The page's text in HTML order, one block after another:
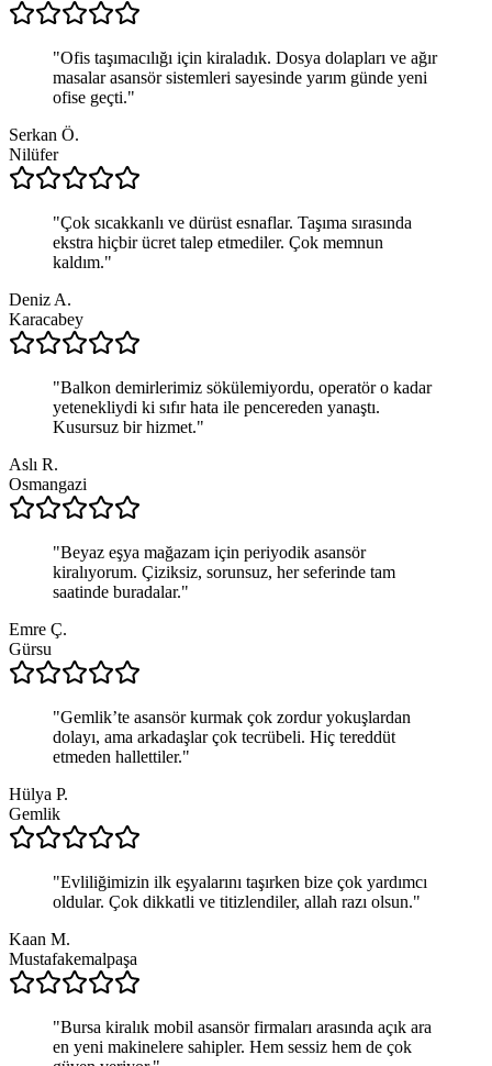
"Ofis taşımacılığı için kiraladık. Dosya dolapları ve ağır
masalar asansör sistemleri sayesinde yarım günde yeni
ofise geçti."
Serkan Ö.
Nilüfer
"Çok sıcakkanlı ve dürüst esnaflar. Taşıma sırasında
ekstra hiçbir ücret talep etmediler. Çok memnun
kaldım."
Deniz A.
Karacabey
"Balkon demirlerimiz sökülemiyordu, operatör o kadar
yetenekliydi ki sıfır hata ile pencereden yanaştı.
Kusursuz bir hizmet."
Aslı R.
Osmangazi
"Beyaz eşya mağazam için periyodik asansör
kiralıyorum. Çiziksiz, sorunsuz, her seferinde tam
saatinde buradalar."
Emre Ç.
Gürsu
"Gemlik’te asansör kurmak çok zordur yokuşlardan
dolayı, ama arkadaşlar çok tecrübeli. Hiç tereddüt
etmeden hallettiler."
Hülya P.
Gemlik
"Evliliğimizin ilk eşyalarını taşırken bize çok yardımcı
oldular. Çok dikkatli ve titizlendiler, allah razı olsun."
Kaan M.
Mustafakemalpaşa
"Bursa kiralık mobil asansör firmaları arasında açık ara
en yeni makinelere sahipler. Hem sessiz hem de çok